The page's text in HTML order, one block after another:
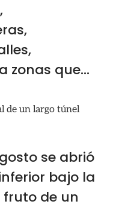
zonas que...
de un largo túnel
se abrió
bajo la
fruto de un